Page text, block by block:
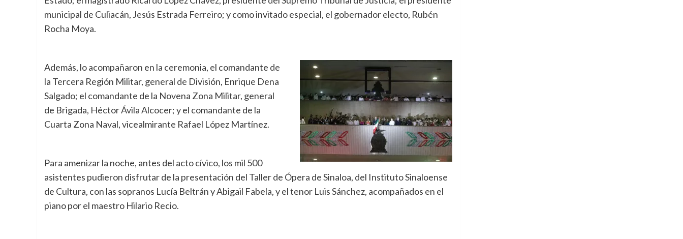
municipal de Culiacán, Jesús Estrada Ferreiro; y como invitado especial, el gobernador electo, Rubén
Rocha Moya.
Además, lo acompañaron en la ceremonia, el comandante de
la Tercera Región Militar, general de División, Enrique Dena
Salgado; el comandante de la Novena Zona Militar, general
de Brigada, Héctor Ávila Alcocer; y el comandante de la
Cuarta Zona Naval, vicealmirante Rafael López Martínez.
Para amenizar la noche, antes del acto cívico, los mil 500
asistentes pudieron disfrutar de la presentación del Taller de Ópera de Sinaloa, del Instituto Sinaloense
de Cultura, con las sopranos Lucía Beltrán y Abigail Fabela, y el tenor Luis Sánchez, acompañados en el
piano por el maestro Hilario Recio.